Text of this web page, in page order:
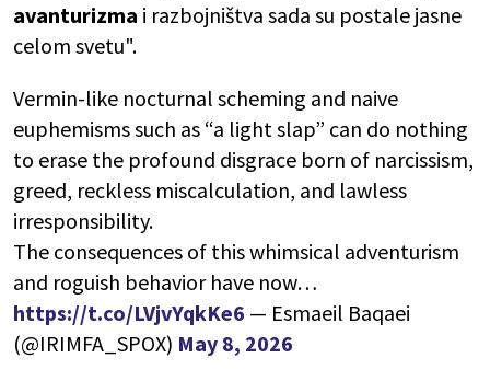
avanturizma i razbojništva sada su postale jasne
celom svetu".
Vermin-like nocturnal scheming and naive
euphemisms such as “a light slap” can do nothing
to erase the profound disgrace born of narcissism,
greed, reckless miscalculation, and lawless
irresponsibility.
The consequences of this whimsical adventurism
and roguish behavior have now…
https://t.co/LVjvYqkKe6 — Esmaeil Baqaei
(@IRIMFA_SPOX) May 8, 2026